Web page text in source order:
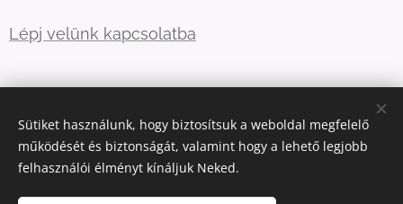
Lépj velünk kapcsolatba
ugyfelszolgalat@kellegyjopolo.hu
Telefonszám:+36208529555
Sütiket használunk, hogy biztosítsuk a weboldal megfelelő
működését és biztonságát, valamint hogy a lehető legjobb
felhasználói élményt kínáljuk Neked.